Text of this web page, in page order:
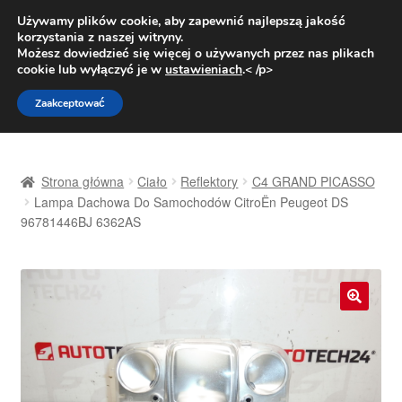
DOSTAWA od 31 zł
Pn.-pt. 9:00-16:00800 003 167
Przejdź
do
nawigacji
Przejdź
do
treści
Dostawa
Kontakt
Moje konto
Strona główna Ciało Reflektory
C4 GRAND PICASSO
Lampa Dachowa Do Samochodów CitroËn Peugeot DS
96781446BJ 6362AS
Używamy plików cookie, aby zapewnić najlepszą jakość
korzystania z naszej witryny.
Możesz dowiedzieć się więcej o używanych przez nas plikach
cookie lub wyłączyć je w ustawieniach.< /p>
Zaakceptować